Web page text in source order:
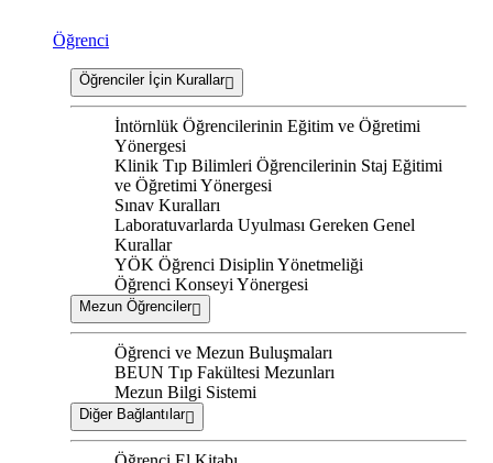
Öğrenci
Öğrenciler İçin Kurallar
İntörnlük Öğrencilerinin Eğitim ve Öğretimi
Yönergesi
Klinik Tıp Bilimleri Öğrencilerinin Staj Eğitimi
ve Öğretimi Yönergesi
Sınav Kuralları
Laboratuvarlarda Uyulması Gereken Genel
Kurallar
YÖK Öğrenci Disiplin Yönetmeliği
Öğrenci Konseyi Yönergesi
Mezun Öğrenciler
Öğrenci ve Mezun Buluşmaları
BEUN Tıp Fakültesi Mezunları
Mezun Bilgi Sistemi
Diğer Bağlantılar